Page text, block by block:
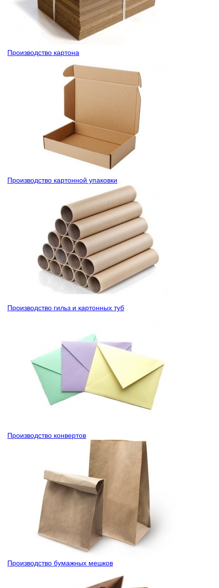
Производство картона
Производство картонной упаковки
Производство гильз и картонных туб
Производство конвертов
Производство бумажных мешков